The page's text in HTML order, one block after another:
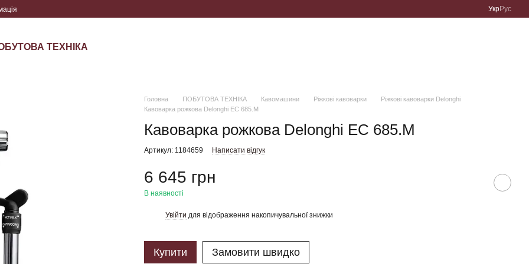
УкрРус
ТЕХНІКА
Головна ПОБУТОВА ТЕХНІКА Кавомашини Ріжкові кавоварки
Ріжкові кавоварки Delonghi
Кавоварка рожкова Delonghi EC 685.M
Кавоварка рожкова Delonghi EC 685.M
Артикул: 1184659 Написати відгук
6 645 грн
В наявності
Увійти для відображення накопичувальної знижки
Купити Замовити швидко